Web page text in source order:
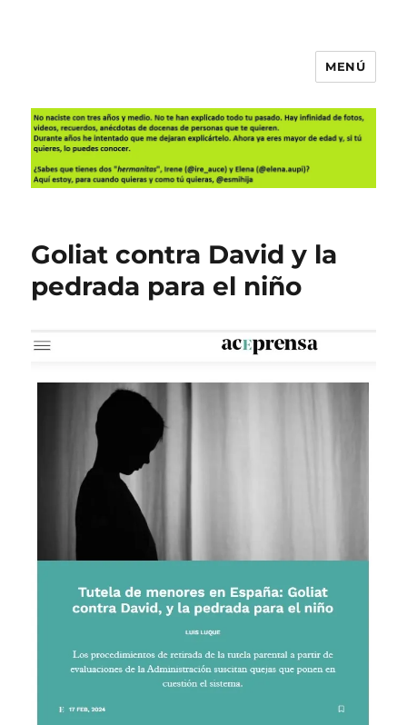
MENÚ
Goliat contra David y la
pedrada para el niño